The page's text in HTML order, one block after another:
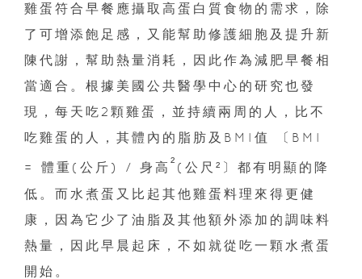
雞蛋符合早餐應攝取高蛋白質食物的需求，除
了可增添飽足感，又能幫助修護細胞及提升新
陳代謝，幫助熱量消耗，因此作為減肥早餐相
當適合。根據美國公共醫學中心的研究也發
現，每天吃2顆雞蛋，並持續兩周的人，比不
吃雞蛋的人，其體內的脂肪及BMI值 〔BMI
= 體重(公斤) / 身高 ² (公尺²〕都有明顯的降
低。而水煮蛋又比起其他雞蛋料理來得更健
康，因為它少了油脂及其他額外添加的調味料
熱量，因此早晨起床，不如就從吃一顆水煮蛋
開始。